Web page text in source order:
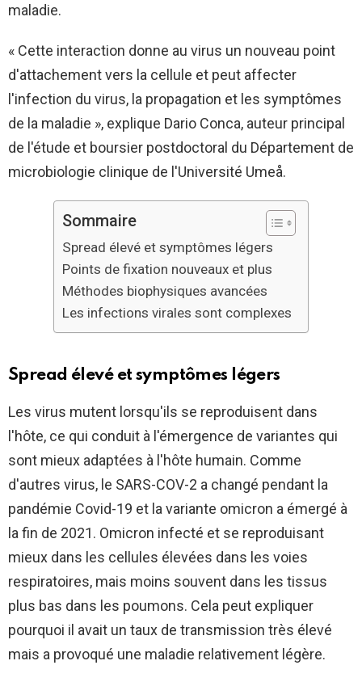
maladie.
« Cette interaction donne au virus un nouveau point
d'attachement vers la cellule et peut affecter
l'infection du virus, la propagation et les symptômes
de la maladie », explique Dario Conca, auteur principal
de l'étude et boursier postdoctoral du Département de
microbiologie clinique de l'Université Umeå.
Sommaire
Spread élevé et symptômes légers
Points de fixation nouveaux et plus
Méthodes biophysiques avancées
Les infections virales sont complexes
Spread élevé et symptômes légers
Les virus mutent lorsqu'ils se reproduisent dans
l'hôte, ce qui conduit à l'émergence de variantes qui
sont mieux adaptées à l'hôte humain. Comme
d'autres virus, le SARS-COV-2 a changé pendant la
pandémie Covid-19 et la variante omicron a émergé à
la fin de 2021. Omicron infecté et se reproduisant
mieux dans les cellules élevées dans les voies
respiratoires, mais moins souvent dans les tissus
plus bas dans les poumons. Cela peut expliquer
pourquoi il avait un taux de transmission très élevé
mais a provoqué une maladie relativement légère.